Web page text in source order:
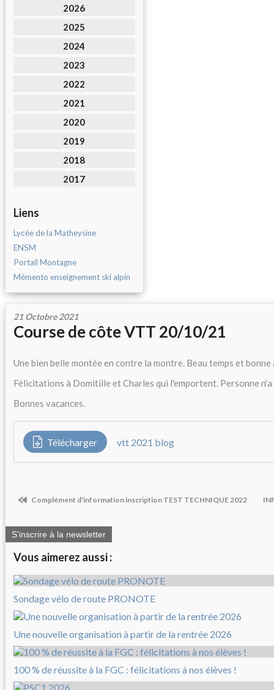
2026
2025
2024
2023
2022
2021
2020
2019
2018
2017
Liens
Lycée de la Matheysine
ENSM
Portail Montagne
Mémento enseignement ski alpin
21 Octobre 2021
Course de côte VTT 20/10/21
Une bien belle montée en contre la montre. Beau temps et bonne
Félicitations à Domitille et Charles qui l'emportent. Personne
Bonnes vacances.
Télécharger vtt 2021 blog
Complément d'information inscription TEST TECHNIQUE 2022
S'inscrire à la newsletter
Vous aimerez aussi :
Sondage vélo de route PRONOTE
Une nouvelle organisation à partir de la rentrée 2026
100 % de réussite à la FGC : félicitations à nos élèves !